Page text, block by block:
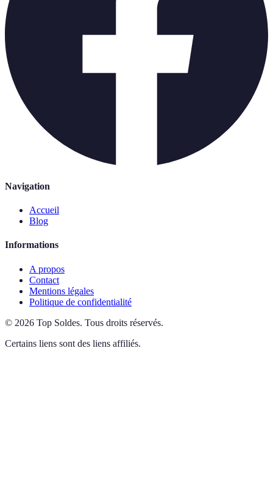
Navigation
Accueil
Blog
Informations
A propos
Contact
Mentions légales
Politique de confidentialité
© 2026 Top Soldes. Tous droits réservés.
Certains liens sont des liens affiliés.